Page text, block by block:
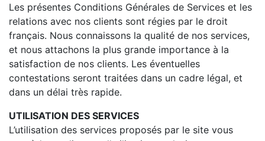
Les présentes Conditions Générales de Services et les
relations avec nos clients sont régies par le droit
français. Nous connaissons la qualité de nos services,
et nous attachons la plus grande importance à la
satisfaction de nos clients. Les éventuelles
contestations seront traitées dans un cadre légal, et
dans un délai très rapide.
UTILISATION DES SERVICES
L’utilisation des services proposés par le site vous